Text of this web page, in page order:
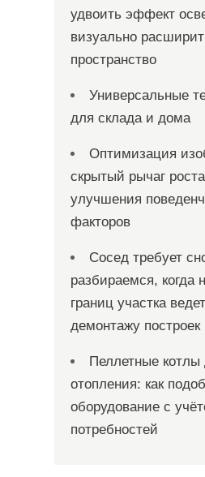
удвоить эффект
визуально
пространство
Универсальные
для склада и дома
Оптимизация
скрытый рычаг
улучшения
факторов
Сосед требует
разбираемся, когда
границ участка
демонтажу построек
Пеллетные котлы
отопления: как
оборудование с
потребностей